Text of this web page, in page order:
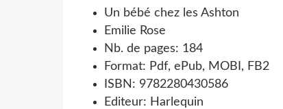
Un bébé chez les Ashton
Emilie Rose
Nb. de pages: 184
Format: Pdf, ePub, MOBI, FB2
ISBN: 9782280430586
Editeur: Harlequin